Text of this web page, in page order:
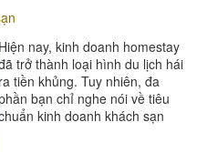
Hiện nay, kinh doanh homestay
trở thành loại hình du lịch hái
ra tiền khủng. Tuy nhiên, đa
bạn chỉ nghe nói về tiêu
kinh doanh khách sạn